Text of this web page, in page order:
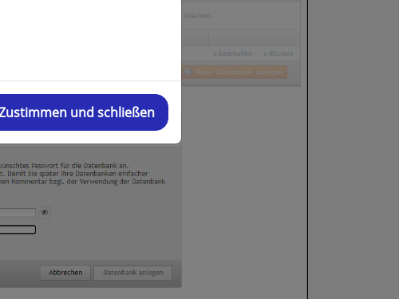
Zustimmen und schließen